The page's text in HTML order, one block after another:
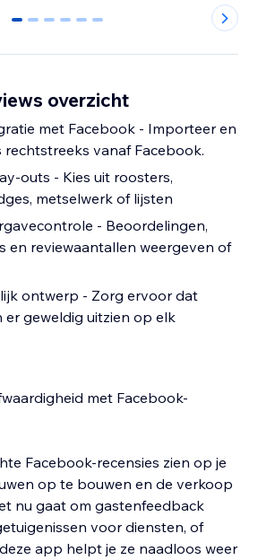
0 1 2 3 4 5
overzicht
met Facebook - Importeer en
rechtstreeks vanaf Facebook.
outs - Kies uit roosters,
metselwerk of lijsten
- Beoordelingen,
en reviewaantallen weergeven of
ontwerp - Zorg ervoor dat
geweldig uitzien op elk
met Facebook-
Facebook-recensies zien op je
op te bouwen en de verkoop
nu gaat om gastenfeedback
voor diensten, of
app helpt je ze naadloos weer